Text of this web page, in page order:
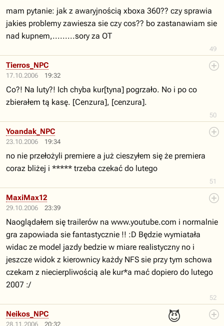
49
mam pytanie: jak z awaryjnością xboxa 360?? czy sprawia
jakies problemy zawiesza sie czy cos?? bo zastanawiam sie
nad kupnem,.........sory za OT
17.10.2006 19:32
50
Tierros_NPC
Co?! Na luty?! Ich chyba kur[tyna] pogrzało. No i po co
zbierałem tą kasę. [Cenzura], [cenzura].
23.10.2006 19:34
51
Yoandak_NPC
no nie przełożyli premiere a już cieszyłem się że premiera
coraz bliżej i ***** trzeba czekać do lutego
29.10.2006 23:39
52
MaxiMax12
Naoglądałem się trailerów na www.youtube.com i normalnie
gra zapowiada sie fantastycznie !! :D Będzie wymiatała
widac ze model jazdy bedzie w miare realistyczny no i
jeszcze widok z kierownicy każdy NFS sie przy tym schowa
czekam z niecierpliwością ale kur*a mać dopiero do lutego
2007 :/
28.11.2006 20:32
😈
Neikos_NPC